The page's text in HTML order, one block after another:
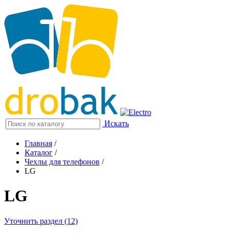
Искать
Главная /
Каталог /
Чехлы для телефонов /
LG
LG
Уточнить раздел (12)